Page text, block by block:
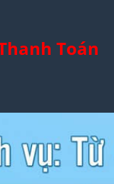
Toán